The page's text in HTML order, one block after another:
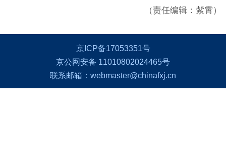
（责任编辑：紫霄）
京ICP备17053351号
京公网安备 11010802024465号
联系邮箱：webmaster@chinafxj.cn